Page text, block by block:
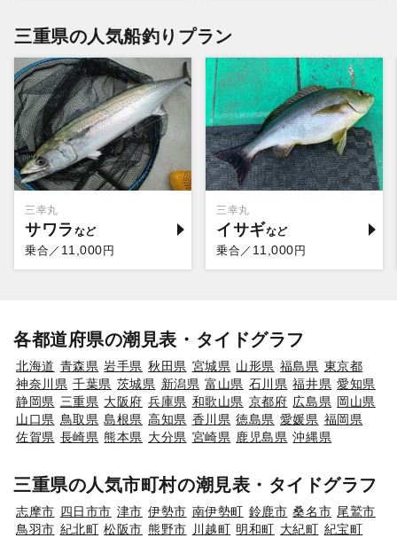
三重県の人気船釣りプラン
三幸丸
サワラ
乗合／ 11,000円
三幸丸
イサギ
乗合／ 11,000円
各都道府県の潮見表・タイドグラフ
北海道 青森県 岩手県 秋田県 宮城県 山形県 福島県 東京都
神奈川県 千葉県 茨城県 新潟県 富山県 石川県 福井県 愛知県
静岡県 三重県 大阪府 兵庫県 和歌山県 京都府 広島県 岡山県
山口県 鳥取県 島根県 高知県 香川県 徳島県 愛媛県 福岡県
佐賀県 長崎県 熊本県 大分県 宮崎県 鹿児島県 沖縄県
三重県の人気市町村の潮見表・タイドグラフ
志摩市 四日市市 津市 伊勢市 南伊勢町 鈴鹿市 桑名市 尾鷲市
鳥羽市 紀北町 松阪市 熊野市 川越町 明和町 大紀町 紀宝町